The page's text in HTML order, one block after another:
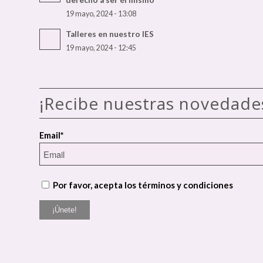
19 mayo, 2024 - 13:08
Talleres en nuestro IES
19 mayo, 2024 - 12:45
¡Recibe nuestras
Email*
Por favor, acepta los términos y condiciones